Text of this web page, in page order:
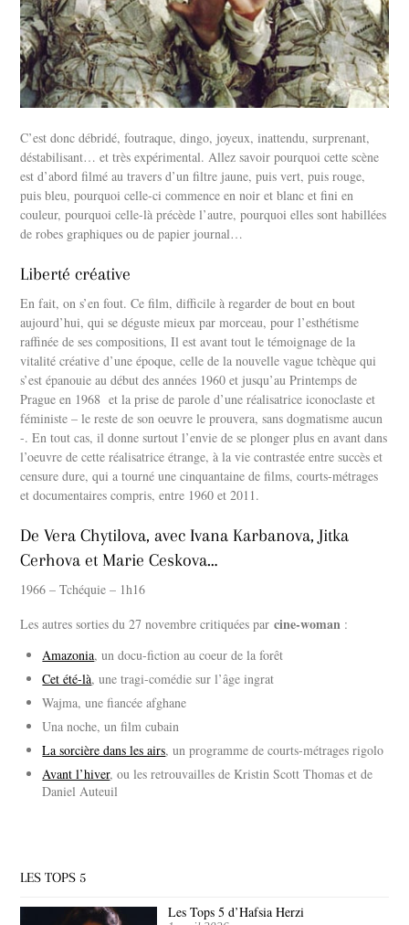
C’est donc débridé, foutraque, dingo, joyeux, inattendu, surprenant,
déstabilisant… et très expérimental. Allez savoir pourquoi cette scène
est d’abord filmé au travers d’un filtre jaune, puis vert, puis rouge,
puis bleu, pourquoi celle-ci commence en noir et blanc et fini en
couleur, pourquoi celle-là précède l’autre, pourquoi elles sont habillées
de robes graphiques ou de papier journal…
Liberté créative
En fait, on s’en fout. Ce film, difficile à regarder de bout en bout
aujourd’hui, qui se déguste mieux par morceau, pour l’esthétisme
raffinée de ses compositions, Il est avant tout le témoignage de la
vitalité créative d’une époque, celle de la nouvelle vague tchèque qui
s’est épanouie au début des années 1960 et jusqu’au Printemps de
Prague en 1968 et la prise de parole d’une réalisatrice iconoclaste et
féministe – le reste de son oeuvre le prouvera, sans dogmatisme aucun
-. En tout cas, il donne surtout l’envie de se plonger plus en avant dans
l’oeuvre de cette réalisatrice étrange, à la vie contrastée entre succès et
censure dure, qui a tourné une cinquantaine de films, courts-métrages
et documentaires compris, entre 1960 et 2011.
De Vera Chytilova, avec Ivana Karbanova, Jitka
Cerhova et Marie Ceskova…
1966 – Tchéquie – 1h16
Les autres sorties du 27 novembre critiquées parcine-woman :
Amazonia, un docu-fiction au coeur de la forêt
Cet été-là, une tragi-comédie sur l’âge ingrat
Wajma, une fiancée afghane
Una noche, un film cubain
La sorcière dans les airs, un programme de courts-métrages rigolo
Avant l’hiver, ou les retrouvailles de Kristin Scott Thomas et de
Daniel Auteuil
LES TOPS 5
Les Tops 5 d’Hafsia Herzi